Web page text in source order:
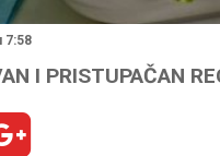
7:58
I PRISTUPAČAN